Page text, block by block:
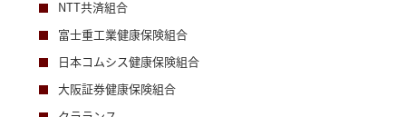
NTT共済組合
富士重工業健康保険組合
日本コムシス健康保険組合
大阪証券健康保険組合